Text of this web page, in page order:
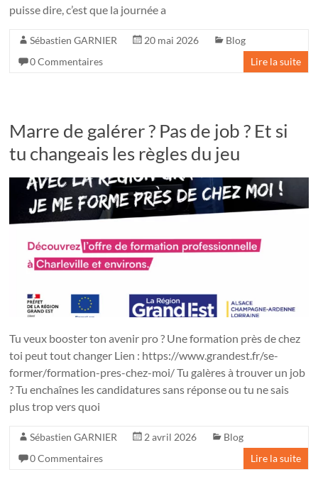
puisse dire, c’est que la journée a
Sébastien GARNIER 20 mai 2026
Blog
0 Commentaires
Lire la suite
Marre de galérer ? Pas de job ? Et si
tu changeais les règles du jeu
Tu veux booster ton avenir pro ? Une formation près de chez
toi peut tout changer Lien : https://www.grandest.fr/se-
former/formation-pres-chez-moi/ Tu galères à trouver un job
? Tu enchaînes les candidatures sans réponse ou tu ne sais
plus trop vers quoi
Sébastien GARNIER 2 avril 2026
Blog
0 Commentaires
Lire la suite